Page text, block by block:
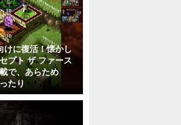
けに復活！懐かし
プト ザ ファース
で、あらため
たり